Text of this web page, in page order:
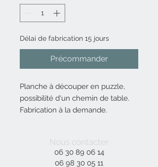
Délai de fabrication 15 jours
Précommander
Planche à découper en puzzle,
possibilité d'un chemin de table.
Fabrication à la demande.
Nous contacter
06 30 89 06 14
06 98 30 05 11